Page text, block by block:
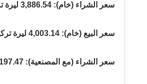
سعر الشراء (خام): 3,886.54 ليرة تركية
سعر البيع (خام): 4,003.14 ليرة تركية
سعر الشراء (مع المصنعية): 4,197.47 ليرة تركية